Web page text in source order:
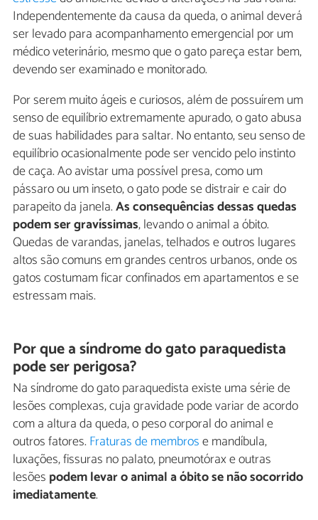
Independentemente da causa da queda, o animal deverá
ser levado para acompanhamento emergencial por um
médico veterinário, mesmo que o gato pareça estar bem,
devendo ser examinado e monitorado.
Por serem muito ágeis e curiosos, além de possuírem um
senso de equilíbrio extremamente apurado, o gato abusa
de suas habilidades para saltar. No entanto, seu senso de
equilíbrio ocasionalmente pode ser vencido pelo instinto
de caça. Ao avistar uma possível presa, como um
pássaro ou um inseto, o gato pode se distrair e cair do
parapeito da janela.As consequências dessas quedas
podem ser gravíssimas, levando o animal a óbito.
Quedas de varandas, janelas, telhados e outros lugares
altos são comuns em grandes centros urbanos, onde os
gatos costumam ficar confinados em apartamentos e se
estressam mais.
Por que a síndrome do gato paraquedista
pode ser perigosa?
Na síndrome do gato paraquedista existe uma série de
lesões complexas, cuja gravidade pode variar de acordo
com a altura da queda, o peso corporal do animal e
outros fatores. Fraturas de membrose mandíbula,
luxações, fissuras no palato, pneumotórax e outras
lesões podem levar o animal a óbito se não socorrido
imediatamente.